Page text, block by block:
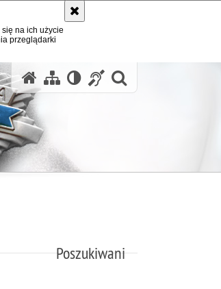
na ich użycie
przeglądarki
Poszukiwani